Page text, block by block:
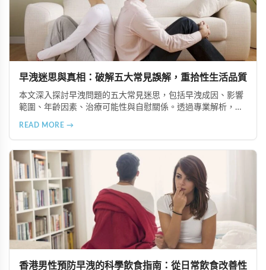
早洩迷思與真相：破解五大常見誤解，重拾性生活品質
本文深入探討早洩問題的五大常見迷思，包括早洩成因、影響
範圍、年齡因素、治療可能性與自慰關係。透過專業解析，幫
READ MORE →
香港男性預防早洩的科學飲食指南：從日常飲食改善性